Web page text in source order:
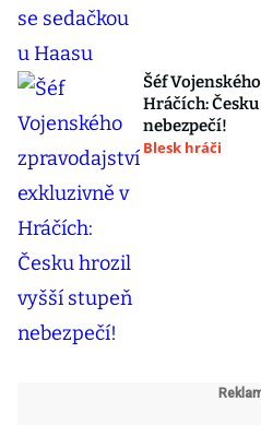
Šéf
Hráčích:
nebezpečí!
Blesk hráči